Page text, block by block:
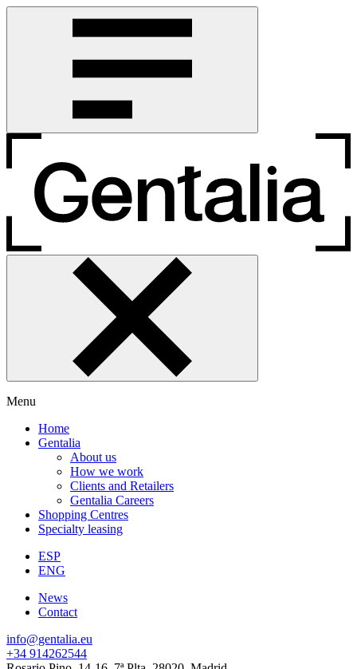
Menu
Home
Gentalia
About us
How we work
Clients and Retailers
Gentalia Careers
Shopping Centres
Specialty leasing
ESP
ENG
News
Contact
info@gentalia.eu
+34 914262544